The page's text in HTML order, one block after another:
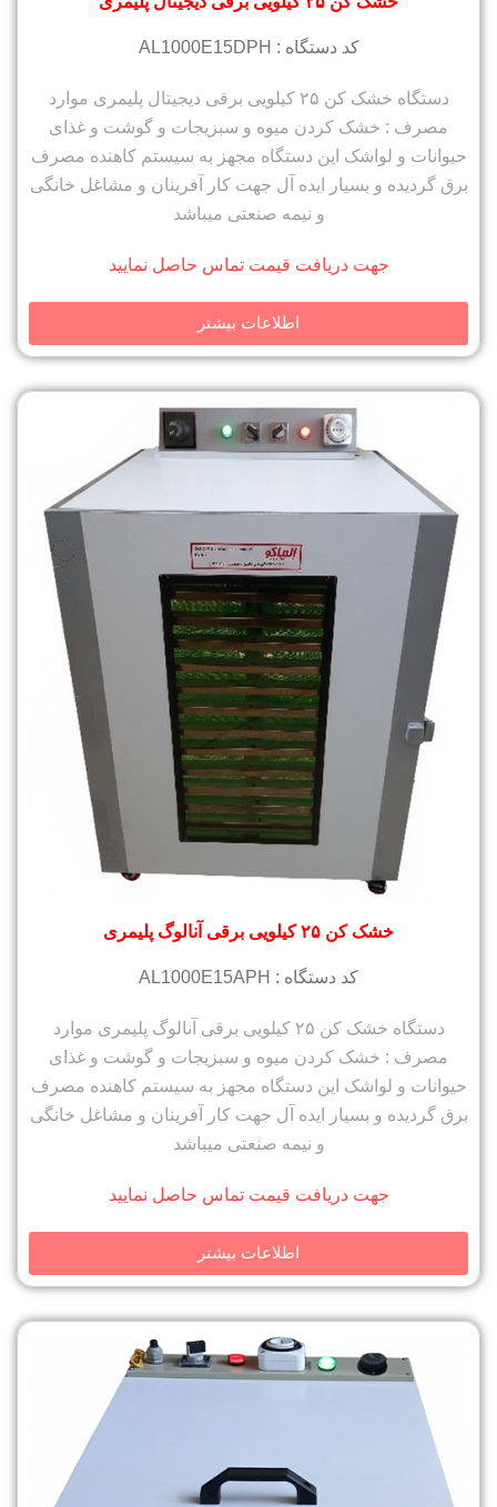
کد دستگاه : AL1000E15DPH
دستگاه خشک کن ۲۵ کیلویی برقی دیجیتال پلیمری موارد
مصرف : خشک کردن میوه و سبزیجات و گوشت و غذای
حیوانات و لواشک این دستگاه مجهز به سیستم کاهنده مصرف
برق گردیده و بسیار ایده آل جهت کار آفرینان و مشاغل خانگی
و نیمه صنعتی میباشد
جهت دریافت قیمت تماس حاصل نمایید
اطلاعات بیشتر
خشک کن ۲۵ کیلویی برقی آنالوگ پلیمری
کد دستگاه : AL1000E15APH
دستگاه خشک کن ۲۵ کیلویی برقی آنالوگ پلیمری موارد
مصرف : خشک کردن میوه و سبزیجات و گوشت و غذای
حیوانات و لواشک این دستگاه مجهز به سیستم کاهنده مصرف
برق گردیده و بسیار ایده آل جهت کار آفرینان و مشاغل خانگی
و نیمه صنعتی میباشد
جهت دریافت قیمت تماس حاصل نمایید
اطلاعات بیشتر